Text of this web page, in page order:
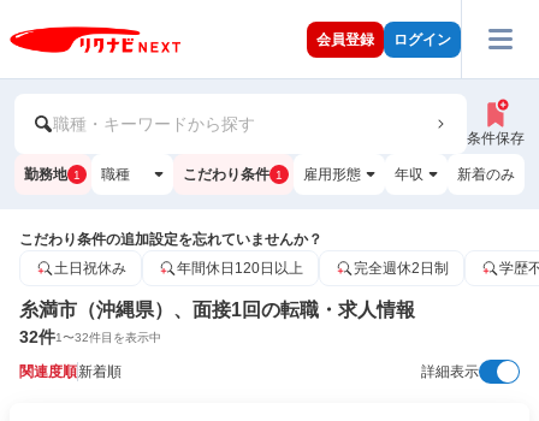
会員登録 ログイン
職種・キーワードから探す
条件保存
勤務地 1 職種 こだわり条件 1 雇用形態 年収 新着のみ
こだわり条件の追加設定を忘れていませんか？
土日祝休み
年間休日120日以上 完全週休2日制 学歴
糸満市（沖縄県）、面接1回の転職・求人情報
32件1〜32件目を表示中
関連度順新着順 詳細表示